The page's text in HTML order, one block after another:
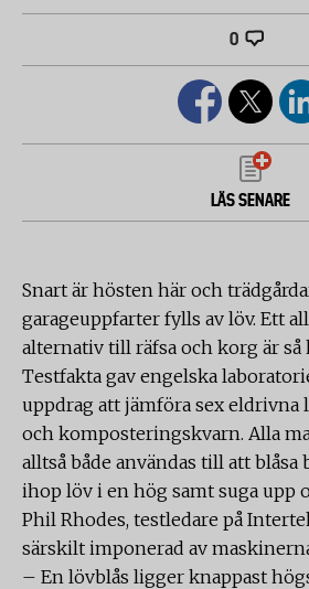
0
LÄS SENARE
Snart är hösten här och
garageuppfarter fylls av löv. Ett
alternativ till räfsa och korg är så
Testfakta gav engelska
uppdrag att jämföra sex eldrivna
och komposteringskvarn. Alla
alltså både användas till att blåsa
ihop löv i en hög samt suga upp
Phil Rhodes, testledare på
särskilt imponerad av
– En lövblås ligger knappast